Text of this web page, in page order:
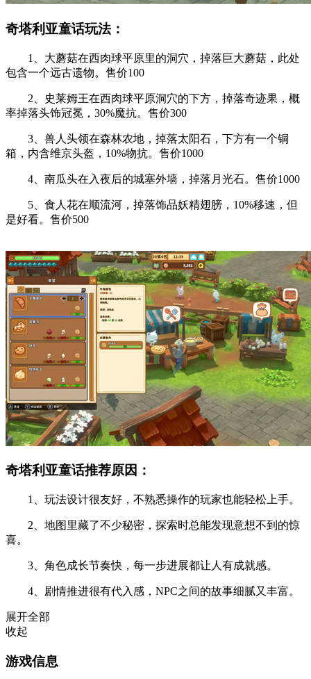
奇塔利亚童话玩法：
1、大蘑菇在西肉球平原里的洞穴，掉落巨大蘑菇，此处
包含一个远古遗物。售价100
2、史莱姆王在西肉球平原洞穴的下方，掉落奇迹果，概
率掉落头饰冠冕，30%魔抗。售价300
3、兽人头领在森林农地，掉落太阳石，下方有一个铜
箱，内含维京头盔，10%物抗。售价1000
4、南瓜头在入夜后的城塞外墙，掉落月光石。售价1000
5、食人花在顺流河，掉落饰品妖精翅膀，10%移速，但
是好看。售价500
奇塔利亚童话推荐原因：
1、玩法设计很友好，不熟悉操作的玩家也能轻松上手。
2、地图里藏了不少秘密，探索时总能发现意想不到的惊
喜。
3、角色成长节奏快，每一步进展都让人有成就感。
4、剧情推进很有代入感，NPC之间的故事细腻又丰富。
展开全部
收起
游戏信息